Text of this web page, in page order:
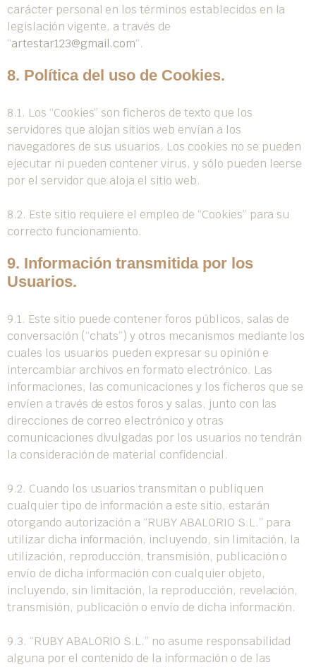
carácter personal en los términos establecidos en la
legislación vigente, a través de
“artestar123@gmail.com“.
8. Política del uso de Cookies.
8.1. Los “Cookies” son ficheros de texto que los
servidores que alojan sitios web envían a los
navegadores de sus usuarios. Los cookies no se pueden
ejecutar ni pueden contener virus, y sólo pueden leerse
por el servidor que aloja el sitio web.
8.2. Este sitio requiere el empleo de “Cookies” para su
correcto funcionamiento.
9. Información transmitida por los
Usuarios.
9.1. Este sitio puede contener foros públicos, salas de
conversación (“chats”) y otros mecanismos mediante los
cuales los usuarios pueden expresar su opinión e
intercambiar archivos en formato electrónico. Las
informaciones, las comunicaciones y los ficheros que se
envíen a través de estos foros y salas, junto con las
direcciones de correo electrónico y otras
comunicaciones divulgadas por los usuarios no tendrán
la consideración de material confidencial.
9.2. Cuando los usuarios transmitan o publiquen
cualquier tipo de información a este sitio, estarán
otorgando autorización a “RUBY ABALORIO S.L.” para
utilizar dicha información, incluyendo, sin limitación, la
utilización, reproducción, transmisión, publicación o
envío de dicha información con cualquier objeto,
incluyendo, sin limitación, la reproducción, revelación,
transmisión, publicación o envío de dicha información.
9.3. “RUBY ABALORIO S.L.” no asume responsabilidad
alguna por el contenido de la información o de las